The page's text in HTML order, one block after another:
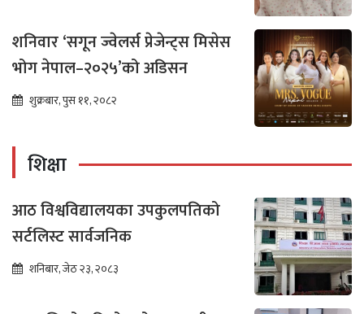
शनिवार ‘सगून ज्वेलर्स प्रेजेन्ट्स मिसेस
भोग नेपाल–२०२५’को अडिसन
शुक्रबार, पुस ११, २०८२
शिक्षा
आठ विश्वविद्यालयका उपकुलपतिको
सर्टलिस्ट सार्वजनिक
शनिबार, जेठ २३, २०८३